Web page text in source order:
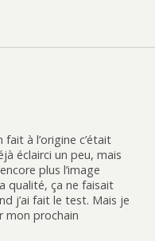
à l’origine c’était
éclairci un peu, mais
plus l’image
qualité, ça ne faisait
j’ai fait le test. Mais je
mon prochain